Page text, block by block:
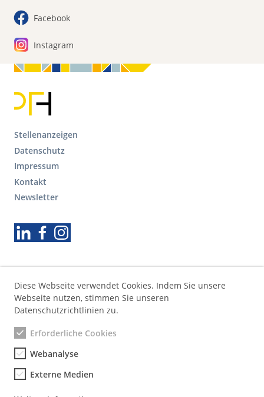
Diese Webseite verwendet Cookies. Indem Sie unsere
Webseite nutzen, stimmen Sie unseren
Datenschutzrichtlinien zu.
Erforderliche Cookies
Webanalyse
Externe Medien
Facebook
Instagram
F
o
o
t
e
r
e
k
ä
r
e
a
v
i
g
a
Stellenanzeigen
Datenschutz
Impressum
Kontakt
Newsletter
Folgen Sie uns